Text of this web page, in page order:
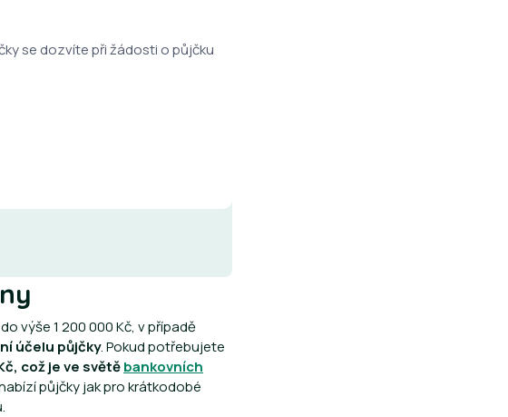
se dozvíte při žádosti o půjčku
výše 1 200 000 Kč, v případě
účelu půjčky. Pokud potřebujete
což je ve světěbankovních
půjčky jak pro krátkodobé